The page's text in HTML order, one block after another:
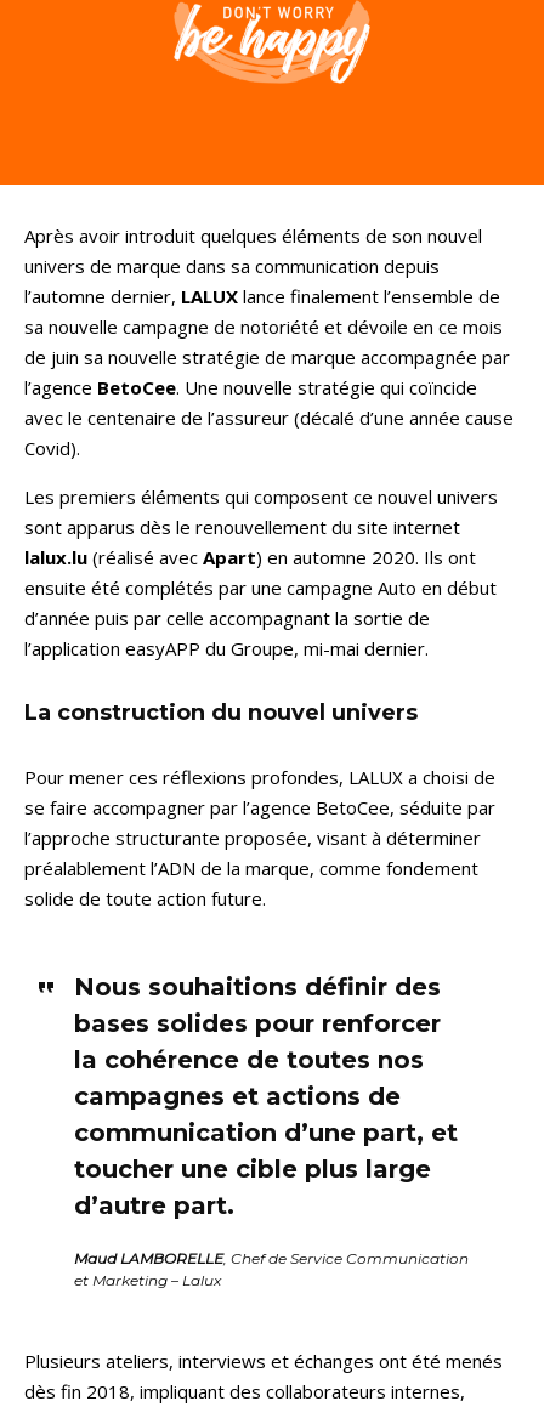
Après avoir introduit quelques éléments de son nouvel
univers de marque dans sa communication depuis
l’automne dernier, LALUX lance finalement l’ensemble de
sa nouvelle campagne de notoriété et dévoile en ce mois
de juin sa nouvelle stratégie de marque accompagnée par
l’agence BetoCee. Une nouvelle stratégie qui coïncide
avec le centenaire de l’assureur (décalé d’une année cause
Covid).
Les premiers éléments qui composent ce nouvel univers
sont apparus dès le renouvellement du site internet
lalux.lu (réalisé avec Apart) en automne 2020. Ils ont
ensuite été complétés par une campagne Auto en début
d’année puis par celle accompagnant la sortie de
l’application easyAPP du Groupe, mi-mai dernier.
La construction du nouvel univers
Pour mener ces réflexions profondes, LALUX a choisi de
se faire accompagner par l’agence BetoCee, séduite par
l’approche structurante proposée, visant à déterminer
préalablement l’ADN de la marque, comme fondement
solide de toute action future.
Nous souhaitions définir des
bases solides pour renforcer
la cohérence de toutes nos
campagnes et actions de
communication d’une part, et
toucher une cible plus large
d’autre part.
Maud LAMBORELLE, Chef de Service Communication
et Marketing – Lalux
Plusieurs ateliers, interviews et échanges ont été menés
dès fin 2018, impliquant des collaborateurs internes,